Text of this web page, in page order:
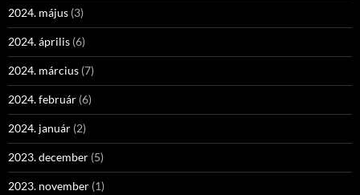
2024. május (3)
2024. április (6)
2024. március (7)
2024. február (6)
2024. január (2)
2023. december (5)
2023. november (1)